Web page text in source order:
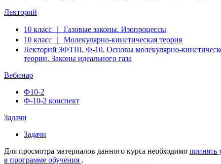
Лекторий
10 класс ｜ Газовые законы. Изопроцессы
10 класс ｜ Молекулярно-кинетическая теория
Лекторий ЗФТШ. Ф-10. Основы молекулярно-
теории. Законы идеального газа
Вебинар
Ф10-2
Ф-10-2 конспект
Задачи
Задачи
Для просмотра материалов данного курса необходимо принять
в программе обучения .